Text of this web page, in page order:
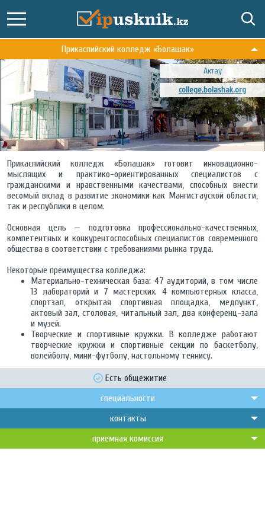
Прикаспийский колледж «Болашак»
Актау
college.bolashak.org
Прикаспийский колледж «Болашак» готовит инновационно-
мыслящих и практико-ориентированных специалистов с
гражданскими и нравственными качествами, способных внести
весомый вклад в развитие экономики как Мангистауской области,
так и республики в целом.
Основная цель — подготовка профессионально-качественных,
компетентных и конкурентоспособных специалистов современного
общества в соответствии с требованиями рынка труда.
Некоторые преимущества колледжа:
Материально-техническая база: 47 аудиторий, в том числе
13 лабораторий и 7 мастерских. 4 компьютерных класса,
спортзал, открытая спортивная площадка, медпункт,
актовый зал, столовая, читальный зал, два конференц-зала
и музей.
Творческие и спортивные кружки. В колледже работают
творческие кружки и спортивные секции по баскетболу,
волейболу, мини-футболу, настольному теннису.
Есть общежитие
специальности
контакты
приемная комиссия